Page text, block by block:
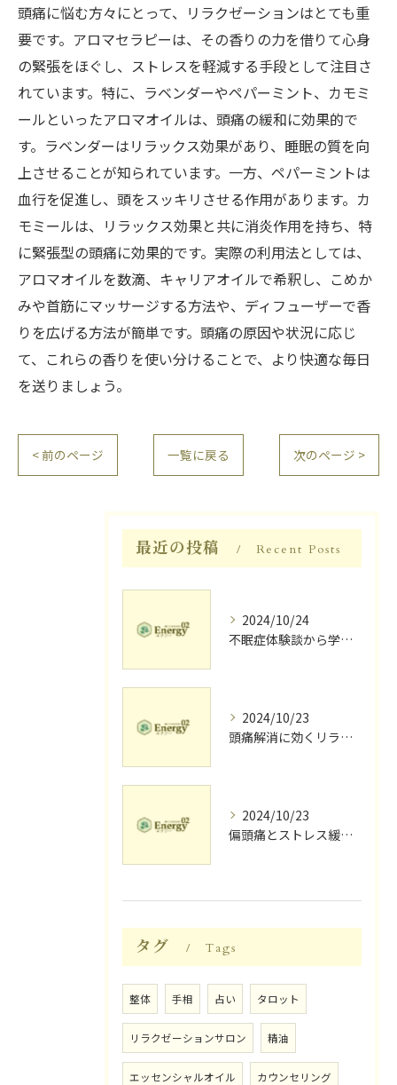
頭痛に悩む方々にとって、リラクゼーションはとても重
要です。アロマセラピーは、その香りの力を借りて心身
の緊張をほぐし、ストレスを軽減する手段として注目さ
れています。特に、ラベンダーやペパーミント、カモミ
ールといったアロマオイルは、頭痛の緩和に効果的で
す。ラベンダーはリラックス効果があり、睡眠の質を向
上させることが知られています。一方、ペパーミントは
血行を促進し、頭をスッキリさせる作用があります。カ
モミールは、リラックス効果と共に消炎作用を持ち、特
に緊張型の頭痛に効果的です。実際の利用法としては、
アロマオイルを数滴、キャリアオイルで希釈し、こめか
みや首筋にマッサージする方法や、ディフューザーで香
りを広げる方法が簡単です。頭痛の原因や状況に応じ
て、これらの香りを使い分けることで、より快適な毎日
を送りましょう。
< 前のページ 一覧に戻る 次のページ >
最近の投稿 Recent Posts
2024/10/24
不眠症体験談から学ぶ睡眠質向上法
2024/10/23
頭痛解消に効くリラク体験談
2024/10/23
偏頭痛とストレス緩和に効果的なリラクゼーション法
タグ Tags
整体 手相 占い タロット
リラクゼーションサロン 精油
エッセンシャルオイル カウンセリング